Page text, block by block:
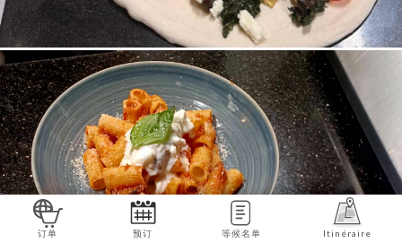
订单 预订 等候名单 Itinéraire